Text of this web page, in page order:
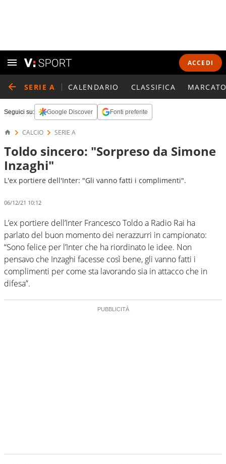
ACCEDI
SERIE A CALENDARIO CLASSIFICA
Seguici su: Google Discover Fonti preferite
CALCIO SERIE A
Toldo sincero: "Sorpreso da Simone
Inzaghi"
L'ex portiere dell'Inter: "Gli vanno fatti i complimenti".
06/12/21 10:12
L’ex portiere dell’Inter Francesco Toldo a Radio Rai ha
parlato del buon momento dei nerazzurri in campionato:
“Sono felice per l’Inter che ha riordinato le idee. Non
pensavo che Inzaghi facesse così bene, gli vanno fatti i
complimenti per come sta lavorando sia in attacco che in
difesa”.